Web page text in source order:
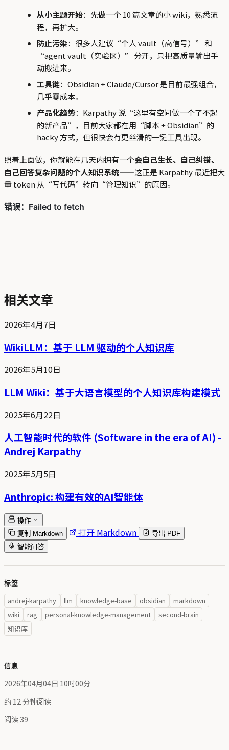
从小主题开始：先做一个 10 篇文章的小 wiki，熟悉流
程，再扩大。
防止污染：很多人建议“个人 vault（高信号）” 和
“agent vault（实验区）” 分开，只把高质量输出手
动搬进来。
工具链：Obsidian + Claude/Cursor 是目前最强组合，
几乎零成本。
产品化趋势：Karpathy 说“这里有空间做一个了不起
的新产品”，目前大家都在用“脚本 + Obsidian”的
hacky 方式，但很快会有更丝滑的一键工具出现。
照着上面做，你就能在几天内拥有一个会自己生长、自己纠错、
自己回答复杂问题的个人知识系统——这正是 Karpathy 最近把大
量 token 从“写代码”转向“管理知识”的原因。
相关文章
2026年4月7日
WikiLLM：基于 LLM 驱动的个人知识库
2026年5月10日
LLM Wiki：基于大语言模型的个人知识库构建模式
2025年6月22日
人工智能时代的软件 (Software in the era of AI) -
Andrej Karpathy
2025年5月5日
Anthropic: 构建有效的AI智能体
操作
复制 Markdown
打开 Markdown
导出 PDF
智能问答
标签
andrej-karpathy llm knowledge-base obsidian
markdown
wiki
rag personal-knowledge-management
second-brain
知识库
信息
2026年04月04日 10时00分
约 12 分钟阅读
阅读39